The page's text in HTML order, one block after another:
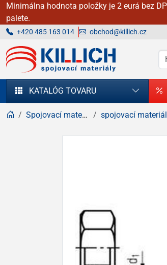
Minimálna hodnota položky je 2 eurá bez
palete.
+420 485 163 014 obchod@killich.cz
KILLICH - Spojovacie materiály
KATALÓG TOVARU
Spojovací materiál spojovací materiál